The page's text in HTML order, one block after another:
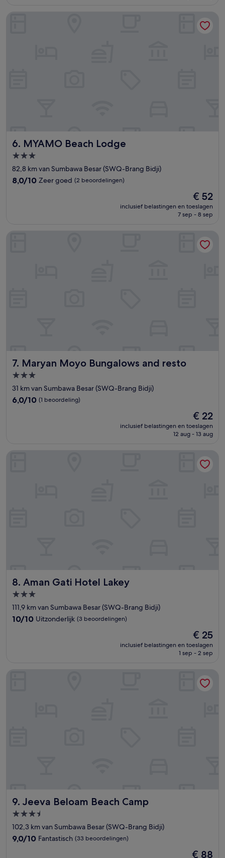
6. MYAMO Beach Lodge
MYAMO Beach Lodge
3.0-
sterrenaccommodatie
82,8 km van Sumbawa Besar (SWQ-Brang Bidji)
8.0
beoordelingen)
8,0/10 Zeer goed (2 beoordelingen)
De
prijs
is
€ 52
inclusief belastingen en toeslagen
7 sep - 8 sep
MYAMO Beach Lodge
7. Maryan Moyo Bungalows and resto
Maryan Moyo Bungalows and resto
3.0-
sterrenaccommodatie
31 km van Sumbawa Besar (SWQ-Brang Bidji)
6.0
6,0/10 (1 beoordeling)
De
prijs
is
€ 22
inclusief belastingen en toeslagen
12 aug - 13 aug
8. Aman Gati Hotel Lakey
Aman Gati Hotel Lakey
3.0-
sterrenaccommodatie
111,9 km van Sumbawa Besar (SWQ-Brang Bidji)
10.0
10/10 Uitzonderlijk (3 beoordelingen)
De
prijs
is
€ 25
inclusief belastingen en toeslagen
1 sep - 2 sep
Aman Gati Hotel Lakey
9. Jeeva Beloam Beach Camp
Jeeva Beloam Beach Camp
3.5-
sterrenaccommodatie
102,3 km van Sumbawa Besar (SWQ-Brang Bidji)
9.0
9,0/10 Fantastisch (33 beoordelingen)
De
€ 88